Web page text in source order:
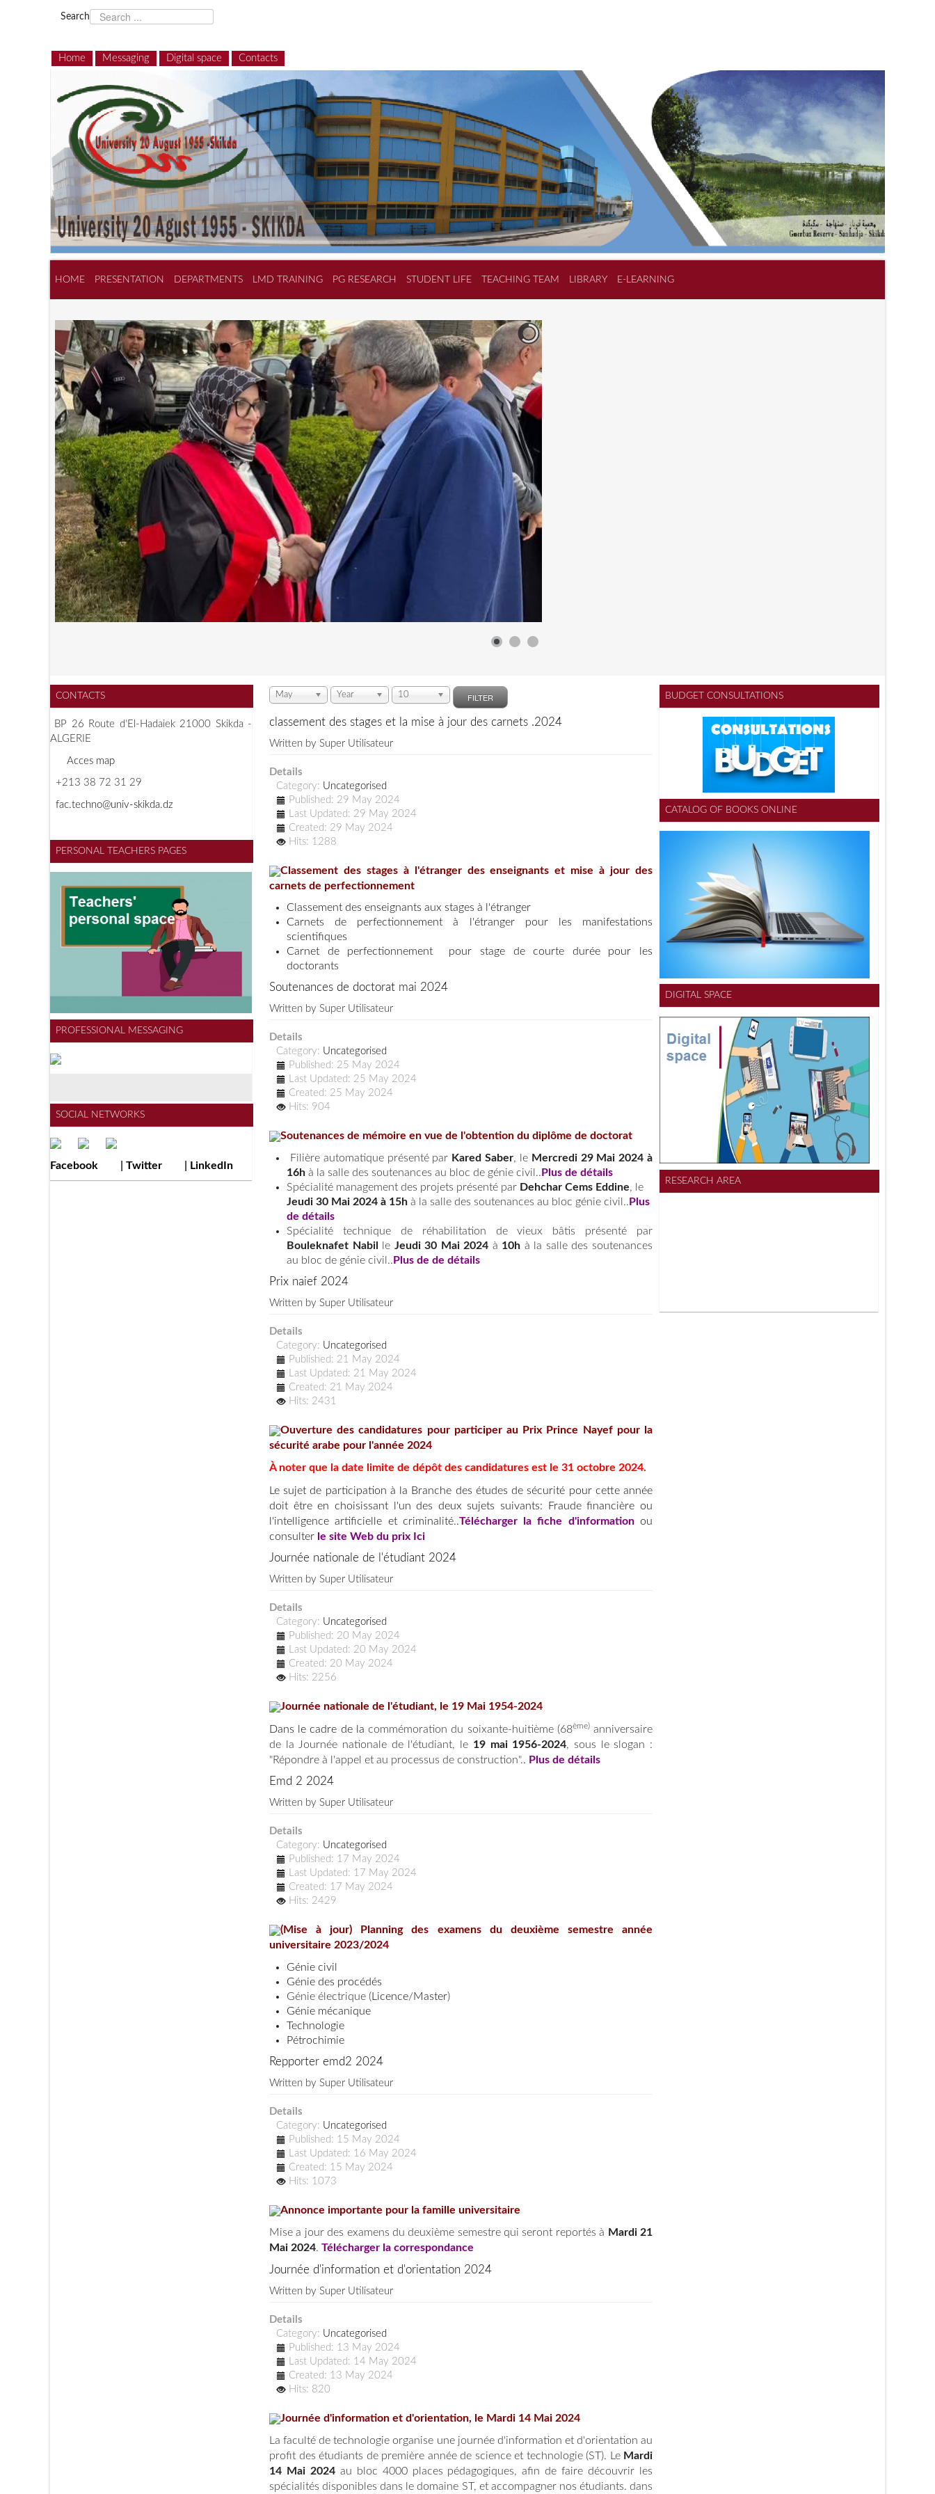
Search
Home Messaging Digital space Contacts
HOME PRESENTATION DEPARTMENTS LMD TRAINING PG RESEARCH STUDENT LIFE TEACHING TEAM LIBRARY E-LEARNING
CONTACTS
BP 26 Route d'El-Hadaiek 21000 Skikda -
ALGERIE
Acces map
+213 38 72 31 29
fac.techno@univ-skikda.dz
PERSONAL TEACHERS PAGES
PROFESSIONAL MESSAGING
SOCIAL NETWORKS
Facebook Twitter LinkedIn
May Year 10 FILTER
classement des stages et la mise à jour des carnets .2024
Written by Super Utilisateur
Details
Category: Uncategorised
Published: 29 May 2024
Last Updated: 29 May 2024
Created: 29 May 2024
Hits: 1288
Classement des stages à l'étranger des enseignants et mise à jour des
carnets de perfectionnement
Classement des enseignants aux stages à l'étranger
Carnets de perfectionnement à l'étranger pour les manifestations
scientifiques
Carnet de perfectionnement pour stage de courte durée pour les
doctorants
Soutenances de doctorat mai 2024
Written by Super Utilisateur
Details
Category: Uncategorised
Published: 25 May 2024
Last Updated: 25 May 2024
Created: 25 May 2024
Hits: 904
Soutenances de mémoire en vue de l'obtention du diplôme de doctorat
Filière automatique présenté par Kared Saber, le Mercredi 29 Mai 2024 à
16h à la salle des soutenances au bloc de génie civil.. Plus de détails
Spécialité management des projets présenté par Dehchar Cems Eddine, le
Jeudi 30 Mai 2024 à 15h à la salle des soutenances au bloc génie civil.. Plus
de détails
Spécialité technique de réhabilitation de vieux bâtis présenté par
Bouleknafet Nabil
le Jeudi 30 Mai 2024 à 10h à la salle des soutenances
au bloc de génie civil.. Plus de de détails
Prix naief 2024
Written by Super Utilisateur
Details
Category: Uncategorised
Published: 21 May 2024
Last Updated: 21 May 2024
Created: 21 May 2024
Hits: 2431
Ouverture des candidatures pour participer au Prix Prince Nayef pour la
sécurité arabe pour l'année 2024
À noter que la date limite de dépôt des candidatures est le 31 octobre 2024.
Le sujet de participation à la Branche des études de sécurité pour cette année
doit être en choisissant l'un des deux sujets suivants:
Fraude financière ou
l'intelligence artificielle et criminalité..Télécharger la fiche d'informationou
consulter le site Web du prix Ici
Journée nationale de l'étudiant 2024
Written by Super Utilisateur
Details
Category: Uncategorised
Published: 20 May 2024
Last Updated: 20 May 2024
Created: 20 May 2024
Hits: 2256
Journée nationale de l'étudiant, le 19 Mai 1954-2024
Dans le cadre de la commémoration du soixante-huitième (68ème)anniversaire
de la Journée nationale de l'étudiant, le 19 mai 1956-2024, sous le slogan :
"Répondre à l'appel et au processus de construction".. Plus de détails
Emd 2 2024
Written by Super Utilisateur
Details
Category: Uncategorised
Published: 17 May 2024
Last Updated: 17 May 2024
Created: 17 May 2024
Hits: 2429
(Mise à jour) Planning des examens du deuxième semestre année
universitaire 2023/2024
Génie civil
Génie des procédés
Génie électrique ( Licence/Master)
Génie mécanique
Technologie
Pétrochimie
Repporter emd2 2024
Written by Super Utilisateur
Details
Category: Uncategorised
Published: 15 May 2024
Last Updated: 16 May 2024
Created: 15 May 2024
Hits: 1073
Annonce importante pour la famille universitaire
Mise a jour des examens du deuxième semestre qui seront reportés à Mardi 21
Mai 2024. Télécharger la correspondance
Journée d'information et d'orientation 2024
Written by Super Utilisateur
Details
Category: Uncategorised
Published: 13 May 2024
Last Updated: 14 May 2024
Created: 13 May 2024
Hits: 820
Journée d'information et d'orientation, le Mardi 14 Mai 2024
La faculté de technologie organise une journée d'information et d'orientation au
profit des étudiants de première année de science et technologie (ST). LeMardi
14 Mai 2024au bloc 4000 places pédagogiques, afin de faire découvrir les
spécialités disponibles dans le domaine ST, et accompagner nos étudiants. dans
BUDGET CONSULTATIONS
CATALOG OF BOOKS ONLINE
DIGITAL SPACE
RESEARCH AREA